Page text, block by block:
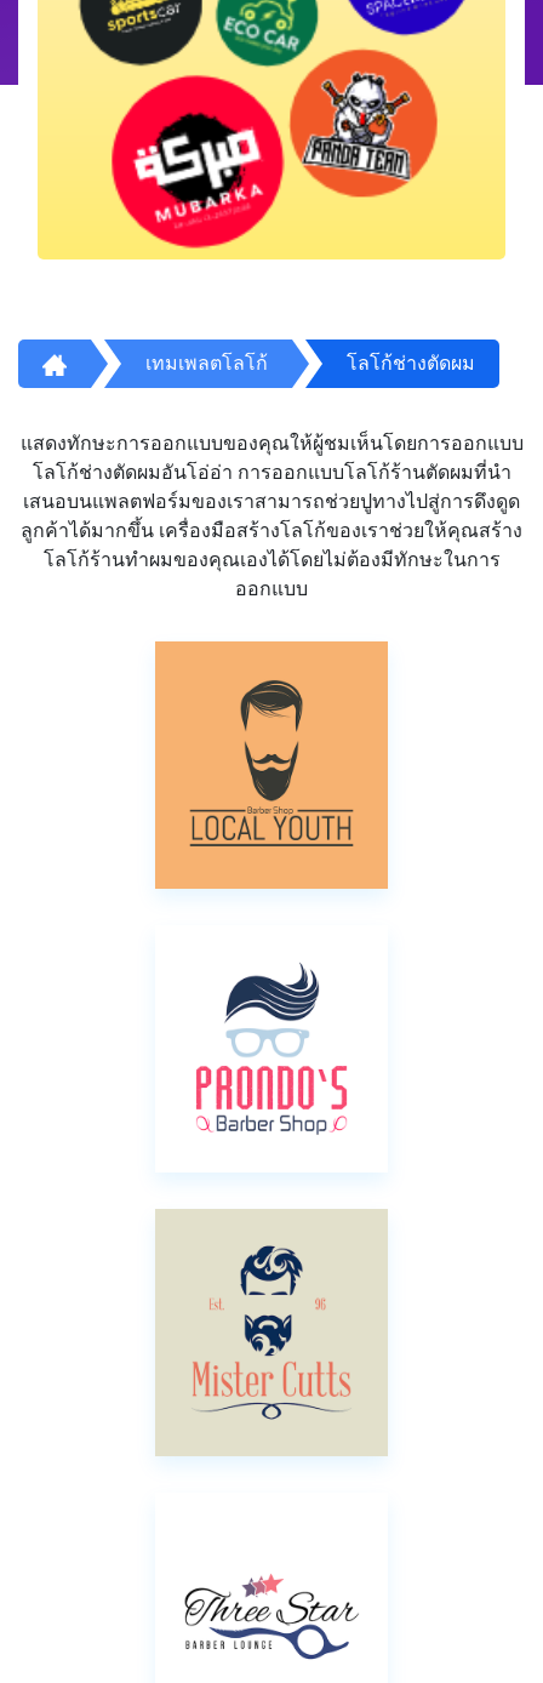
เทมเพลตโลโก้ โลโก้ช่างตัดผม
แสดงทักษะการออกแบบของคุณให้ผู้ชมเห็นโดยการออกแบบ
โลโก้ช่างตัดผมอันโอ่อ่า การออกแบบโลโก้ร้านตัดผมที่นำ
เสนอบนแพลตฟอร์มของเราสามารถช่วยปูทางไปสู่การดึงดูด
ลูกค้าได้มากขึ้น เครื่องมือสร้างโลโก้ของเราช่วยให้คุณสร้าง
โลโก้ร้านทำผมของคุณเองได้โดยไม่ต้องมีทักษะในการ
ออกแบบ